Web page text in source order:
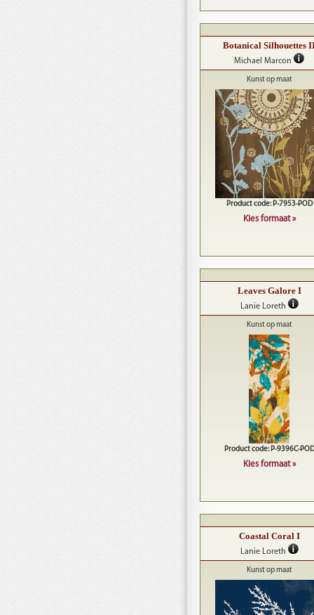
Botanical Silhouettes
Michael Marcon
Kunst op maat
Product code: P-7953-POD
Kies formaat »
Leaves Galore I
Lanie Loreth
Kunst op maat
Product code: P-9396C-POD
Kies formaat »
Coastal Coral I
Lanie Loreth
Kunst op maat